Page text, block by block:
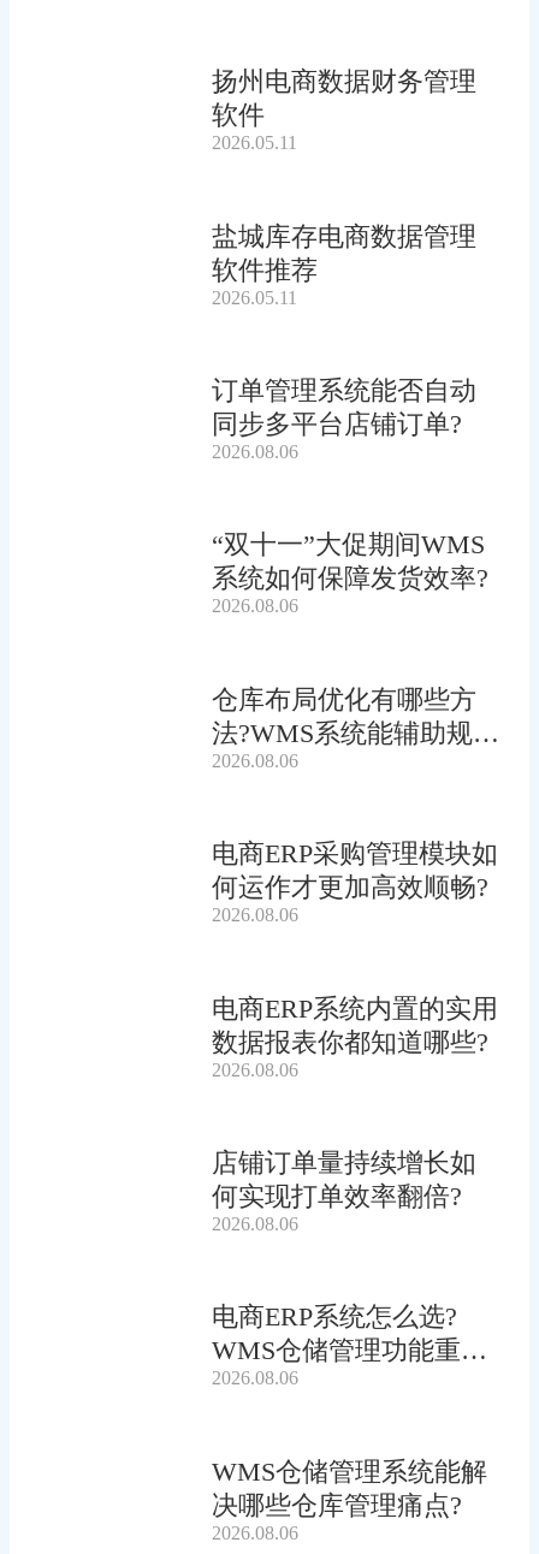
扬州电商数据财务管理
软件
2026.05.11
盐城库存电商数据管理
软件推荐
2026.05.11
订单管理系统能否自动
同步多平台店铺订单?
2026.08.06
“双十一”大促期间WMS
系统如何保障发货效率?
2026.08.06
仓库布局优化有哪些方
法?WMS系统能辅助规划
吗?
2026.08.06
电商ERP采购管理模块如
何运作才更加高效顺畅?
2026.08.06
电商ERP系统内置的实用
数据报表你都知道哪些?
2026.08.06
店铺订单量持续增长如
何实现打单效率翻倍?
2026.08.06
电商ERP系统怎么选?
WMS仓储管理功能重要
吗?
2026.08.06
WMS仓储管理系统能解
决哪些仓库管理痛点?
2026.08.06